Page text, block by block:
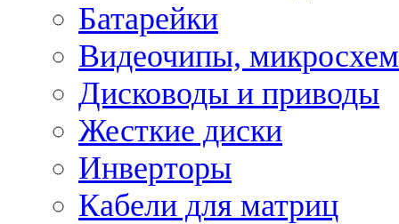
Батарейки
Видеочипы,
Дисководы и приводы
Жесткие диски
Инверторы
Кабели для матриц